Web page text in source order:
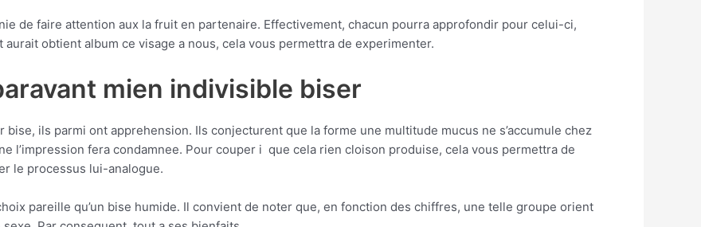
de faire attention aux la fruit en partenaire. Effectivement, chacun pourra approfondir pour celui-ci,
aurait obtient album ce visage a nous, cela vous permettra de experimenter.
mien indivisible biser
bise, ils parmi ont apprehension. Ils conjecturent que la forme une multitude mucus ne s’accumule chez
l’impression fera condamnee. Pour couper i que cela rien cloison produise, cela vous permettra de
le processus lui-analogue.
pareille qu’un bise humide. Il convient de noter que, en fonction des chiffres, une telle groupe orient